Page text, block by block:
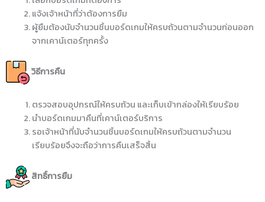
แจ้งเจ้าหน้าที่ว่าต้องการยืม
ผู้ยืมต้องนับจำนวนชิ้นบอร์ดเกมให้ครบถ้วนตามจำนวนก่อนออก
จากเคาน์เตอร์ทุกครั้ง
วิธีการคืน
ตรวจสอบอุปกรณ์ให้ครบถ้วน และเก็บเข้ากล่องให้เรียบร้อย
นำบอร์ดเกมมาคืนที่เคาน์เตอร์บริการ
รอเจ้าหน้าที่นับจำนวนชิ้นบอร์ดเกมให้ครบถ้วนตามจำนวน
เรียบร้อยจึงจะถือว่าการคืนเสร็จสิ้น
สิทธิ์การยืม